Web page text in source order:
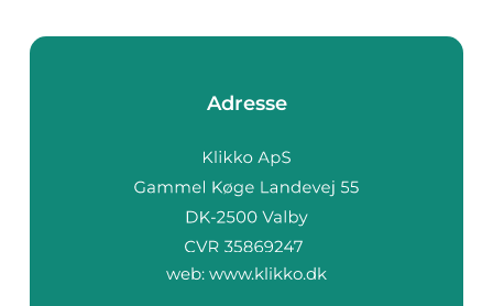
Adresse
web: www.klikko.dk